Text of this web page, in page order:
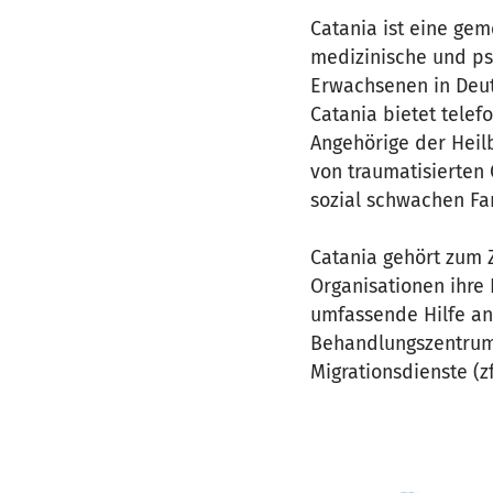
Catania ist eine
medizinische und
Erwachsenen in
Catania bietet
Angehörige der
von traumatisierten
sozial schwachen
Catania gehört zum
Organisationen
umfassende Hilfe
Migrationsdienste